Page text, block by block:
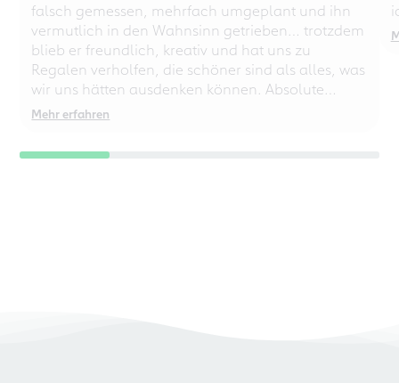
falsch gemessen, mehrfach umgeplant und ihn
vermutlich in den Wahnsinn getrieben… trotzdem
blieb er freundlich, kreativ und hat uns zu
Regalen verholfen, die schöner sind als alles, was
wir uns hätten ausdenken können. Absolute
Empfehlung – auch für chaotische
Mehr erfahren